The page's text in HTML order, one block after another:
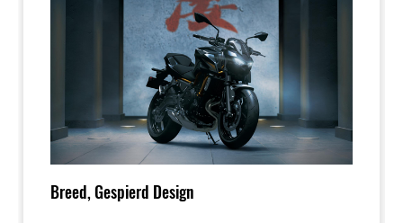
Breed, Gespierd Design